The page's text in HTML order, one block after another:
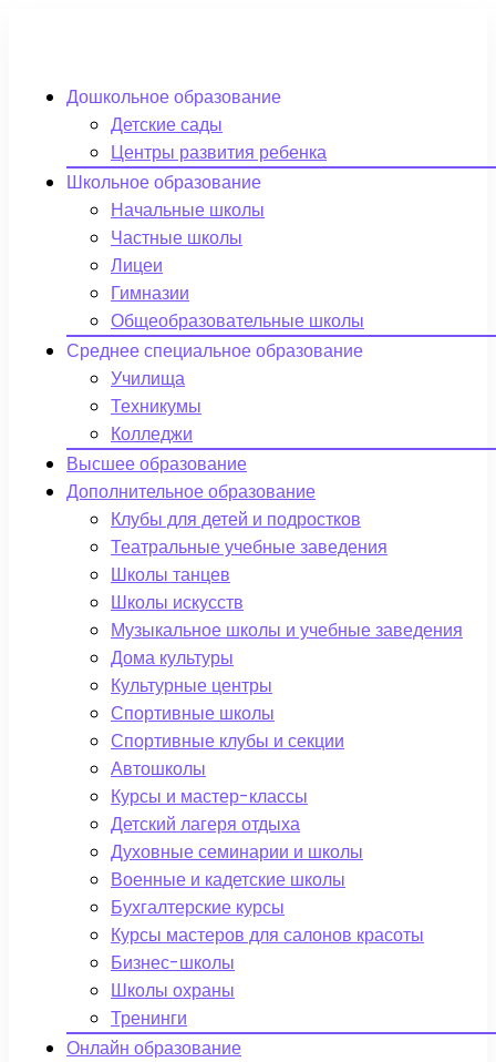
Дошкольное образование
Детские сады
Центры развития ребенка
Школьное образование
Начальные школы
Частные школы
Лицеи
Гимназии
Общеобразовательные школы
Среднее специальное образование
Училища
Техникумы
Колледжи
Высшее образование
Дополнительное образование
Клубы для детей и подростков
Театральные учебные заведения
Школы танцев
Школы искусств
Музыкальное школы и учебные заведения
Дома культуры
Культурные центры
Спортивные школы
Спортивные клубы и секции
Автошколы
Курсы и мастер-классы
Детский лагеря отдыха
Духовные семинарии и школы
Военные и кадетские школы
Бухгалтерские курсы
Курсы мастеров для салонов красоты
Бизнес-школы
Школы охраны
Тренинги
Онлайн образование